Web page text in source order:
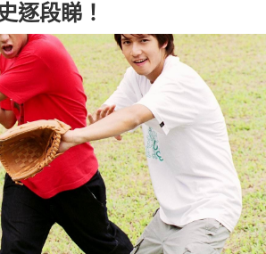
逐段睇！